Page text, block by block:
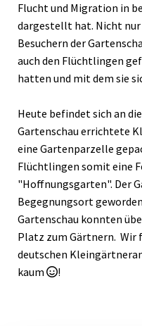
Flucht und Migration in
dargestellt hat. Nicht nur
Besuchern der
auch den Flüchtlingen
hatten und mit dem sie
Heute befindet sich an
Gartenschau errichtete
eine Gartenparzelle
Flüchtlingen somit eine
"Hoffnungsgarten". Der
Begegnungsort
Gartenschau konnten
Platz zum Gärtnern. Wir
deutschen
kaum !